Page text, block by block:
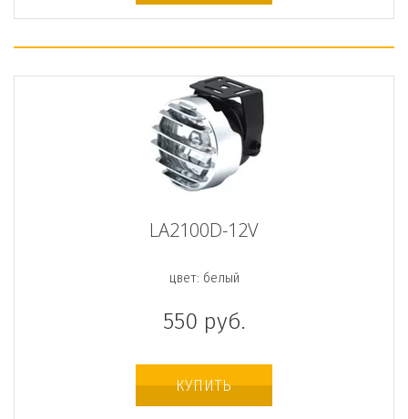
LA2100D-12V
цвет: белый
550 руб.
КУПИТЬ